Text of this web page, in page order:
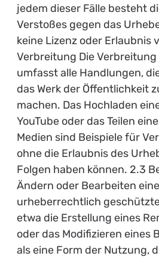
jedem dieser Fälle besteht
Verstoßes gegen das
keine Lizenz oder Erlaubnis
Verbreitung Die
umfasst alle Handlungen,
das Werk der Öffentlichkeit
machen. Das Hochladen
YouTube oder das Teilen
Medien sind Beispiele für
ohne die Erlaubnis des
Folgen haben können. 2.3
Ändern oder Bearbeiten
urheberrechtlich
etwa die Erstellung eines
oder das Modifizieren eines
als eine Form der Nutzung,